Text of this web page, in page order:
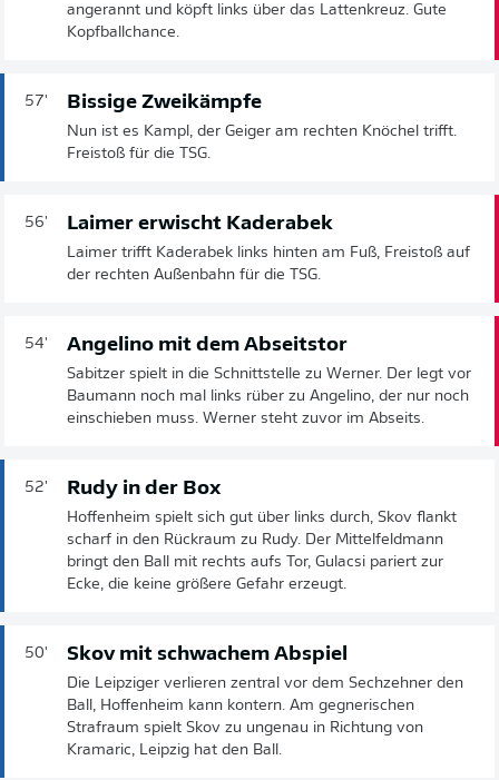
angerannt und köpft links über das Lattenkreuz. Gute
Kopfballchance.
57' Bissige Zweikämpfe
Nun ist es Kampl, der Geiger am rechten Knöchel trifft.
Freistoß für die TSG.
56' Laimer erwischt Kaderabek
Laimer trifft Kaderabek links hinten am Fuß, Freistoß auf
der rechten Außenbahn für die TSG.
54' Angelino mit dem Abseitstor
Sabitzer spielt in die Schnittstelle zu Werner. Der legt vor
Baumann noch mal links rüber zu Angelino, der nur noch
einschieben muss. Werner steht zuvor im Abseits.
52' Rudy in der Box
Hoffenheim spielt sich gut über links durch, Skov flankt
scharf in den Rückraum zu Rudy. Der Mittelfeldmann
bringt den Ball mit rechts aufs Tor, Gulacsi pariert zur
Ecke, die keine größere Gefahr erzeugt.
50' Skov mit schwachem Abspiel
Die Leipziger verlieren zentral vor dem Sechzehner den
Ball, Hoffenheim kann kontern. Am gegnerischen
Strafraum spielt Skov zu ungenau in Richtung von
Kramaric, Leipzig hat den Ball.